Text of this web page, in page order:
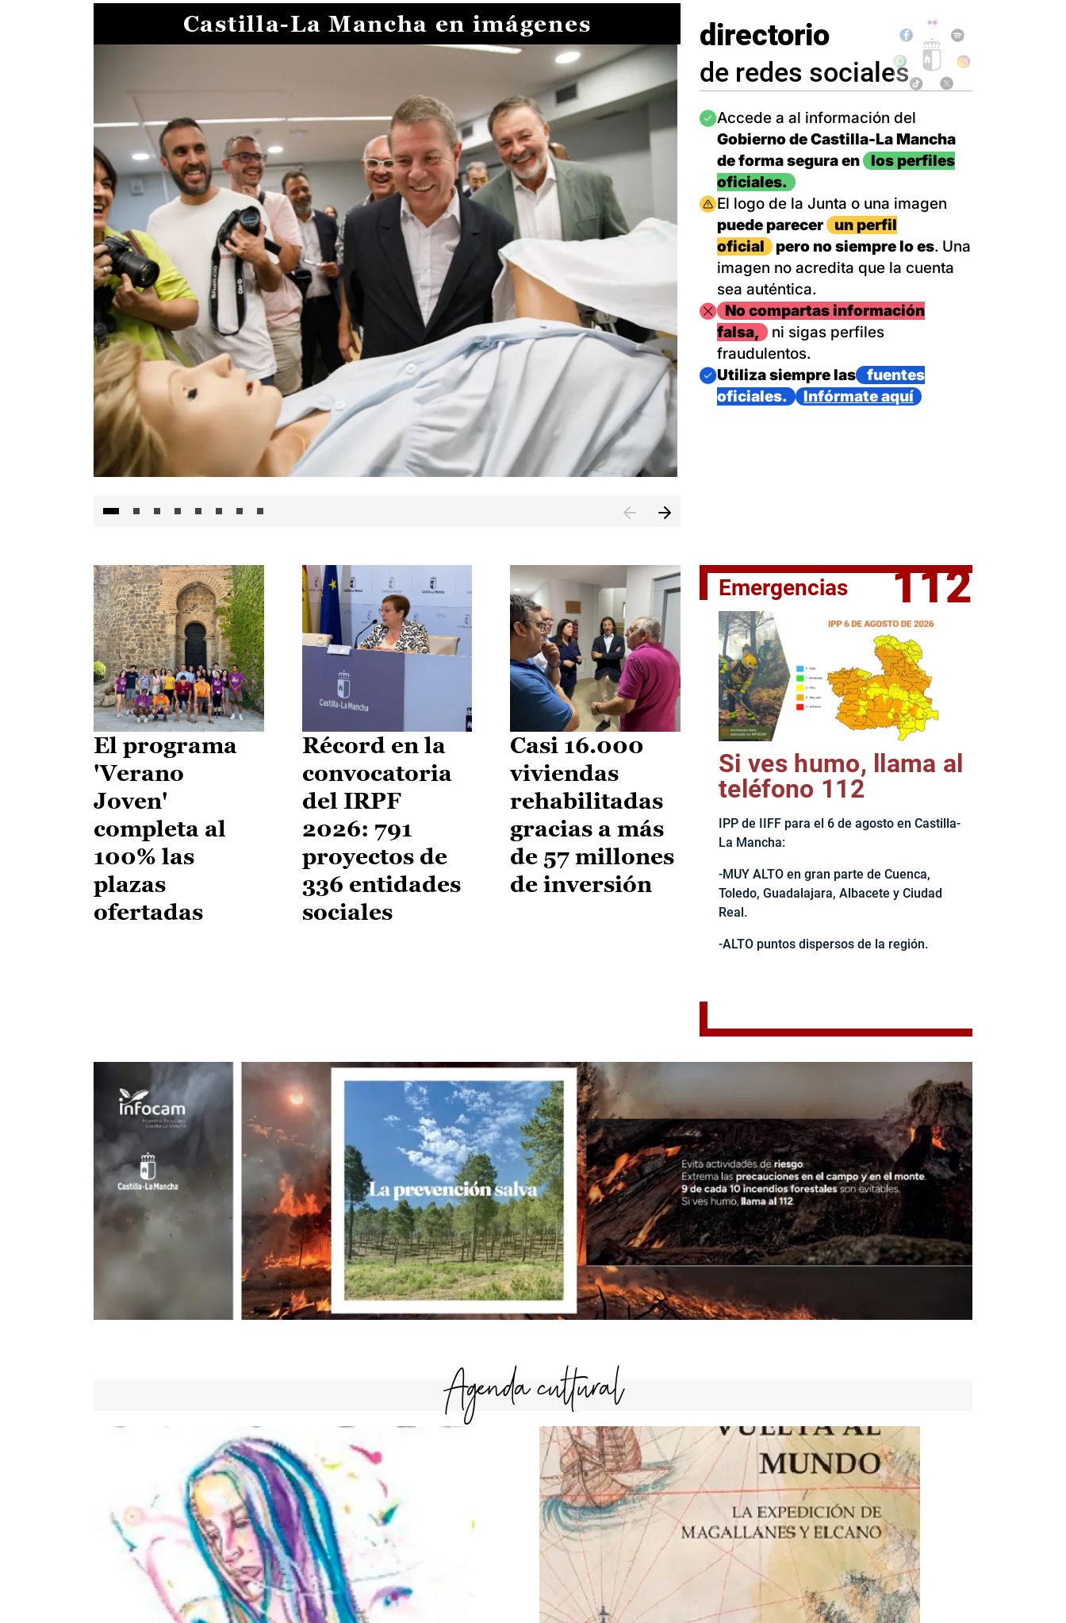
Castilla-La Mancha en imágenes
El jefe del Ejecutivo castellanomanchego, Emiliano García-
directorio
de redes sociales
Imagen
Accede a al información del
Gobierno de Castilla-La Mancha
de forma segura en
los perfiles
oficiales.
Imagen
El logo de la Junta o una imagen
puede parecer
un perfil
oficial
pero no siempre lo es. Una
imagen no acredita que la cuenta
sea auténtica.
ImagenNo compartas información
falsa,
ni sigas perfiles
fraudulentos.
Imagen
Utiliza siempre las
fuentes
oficiales.
Infórmate aquí
El programa
'Verano
Joven'
completa al
100% las
plazas
ofertadas
Récord en la
convocatoria
del IRPF
2026: 791
proyectos de
336 entidades
sociales
Casi 16.000
viviendas
rehabilitadas
gracias a más
de 57 millones
de inversión
Emergencias 112
Si ves humo, llama al
teléfono 112
IPP de IIFF para el 6 de agosto en Castilla-
La Mancha:
-MUY ALTO en gran parte de Cuenca,
Toledo, Guadalajara, Albacete y Ciudad
Real.
-ALTO puntos dispersos de la región.
Agenda cultural